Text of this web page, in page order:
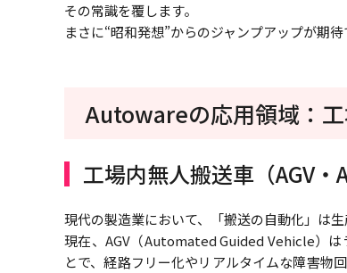
その常識を覆します。
まさに“昭和発想”からのジャンプアップが期待
Autowareの応用領域：
工場内無人搬送車（AGV・
現代の製造業において、「搬送の自動化」は
現在、AGV（Automated Guided Vehicle）
とで、経路フリー化やリアルタイムな障害物